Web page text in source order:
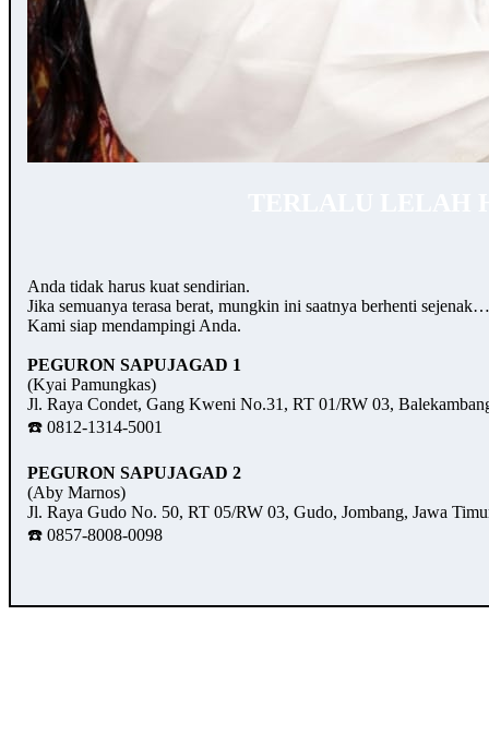
Anda tidak harus kuat sendirian.
Jika semuanya terasa berat, mungkin ini saatnya berhenti
Kami siap mendampingi Anda.
PEGURON SAPUJAGAD 1
(Kyai Pamungkas)
Jl. Raya Condet, Gang Kweni No.31, RT 01/RW 03,
☎️ 0812-1314-5001
PEGURON SAPUJAGAD 2
(Aby Marnos)
Jl. Raya Gudo No. 50, RT 05/RW 03, Gudo, Jombang, Jawa
☎️ 0857-8008-0098